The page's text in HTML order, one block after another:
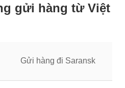
gửi hàng từ Việt
Gửi hàng đi Saransk